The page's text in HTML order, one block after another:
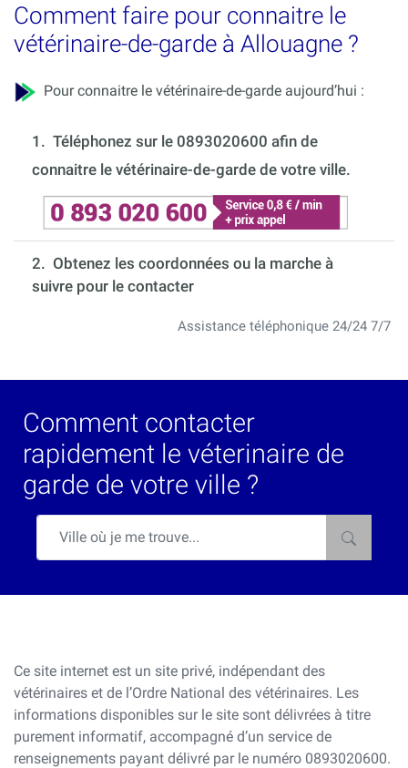
Comment faire pour connaitre le
vétérinaire-de-garde à Allouagne ?
Pour connaitre le vétérinaire-de-garde aujourd’hui :
1. Téléphonez sur le 0893020600 afin de
connaitre le vétérinaire-de-garde de votre ville.
2. Obtenez les coordonnées ou la marche à
suivre pour le contacter
Assistance téléphonique 24/24 7/7
Comment contacter
rapidement le véterinaire de
garde de votre ville ?
Ce site internet est un site privé, indépendant des
vétérinaires et de l’Ordre National des vétérinaires. Les
informations disponibles sur le site sont délivrées à titre
purement informatif, accompagné d’un service de
renseignements payant délivré par le numéro 0893020600.